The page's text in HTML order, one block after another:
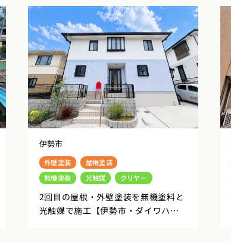
伊勢市
外壁塗装
屋根塗装
無機塗装
光触媒 クリヤー
2回目の屋根・外壁塗装を無機塗料と
光触媒で施工【伊勢市・ダイワハウ